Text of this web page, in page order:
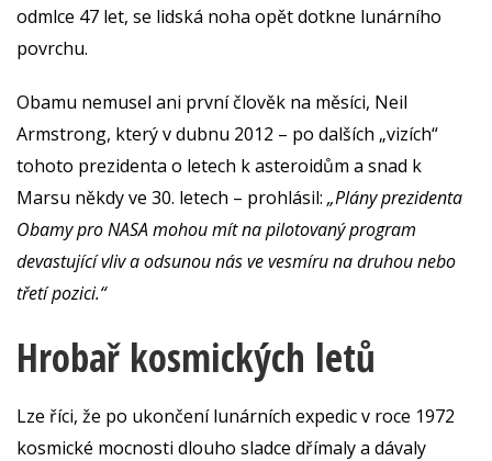
odmlce 47 let, se lidská noha opět dotkne lunárního
povrchu.
Obamu nemusel ani první člověk na měsíci, Neil
Armstrong, který v dubnu 2012 – po dalších „vizích“
tohoto prezidenta o letech k asteroidům a snad k
Marsu někdy ve 30. letech – prohlásil: „Plány prezidenta
Obamy pro NASA mohou mít na pilotovaný program
devastující vliv a odsunou nás ve vesmíru na druhou nebo
třetí pozici.“
Hrobař kosmických letů
Lze říci, že po ukončení lunárních expedic v roce 1972
kosmické mocnosti dlouho sladce dřímaly a dávaly